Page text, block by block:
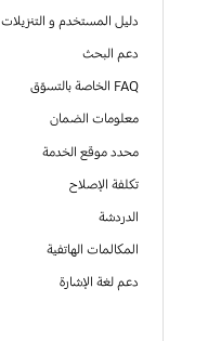
دليل المستخدم و التنزيلات
دعم البحث
FAQ الخاصة بالتسوّق
معلومات الضمان
محدد موقع الخدمة
تكلفة الإصلاح
الدردشة
المكالمات الهاتفية
دعم لغة الإشارة